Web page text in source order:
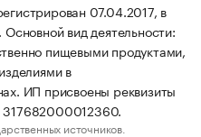
07.04.2017, в
вид деятельности:
пищевыми продуктами,
в
ИП присвоены реквизиты
источников.